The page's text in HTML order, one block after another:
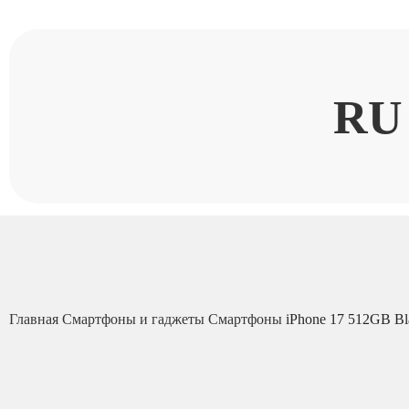
RU
Главная Смартфоны и гаджеты Смартфоны iPhone 17 512GB